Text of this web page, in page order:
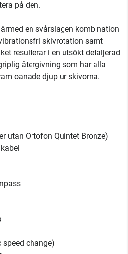
på den.
en svårslagen kombination
skivrotation samt
resulterar i en utsökt detaljerad
återgivning som har alla
oanade djup ur skivorna.
utan Ortofon Quintet Bronze)
speed change)